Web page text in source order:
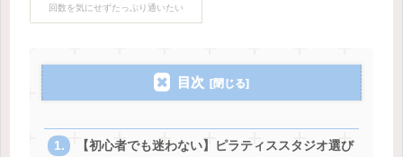
回数を気にせずたっぷり通いたい
目次
【初心者でも迷わない】ピラティススタジオ選び